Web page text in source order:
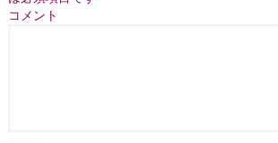
コメント